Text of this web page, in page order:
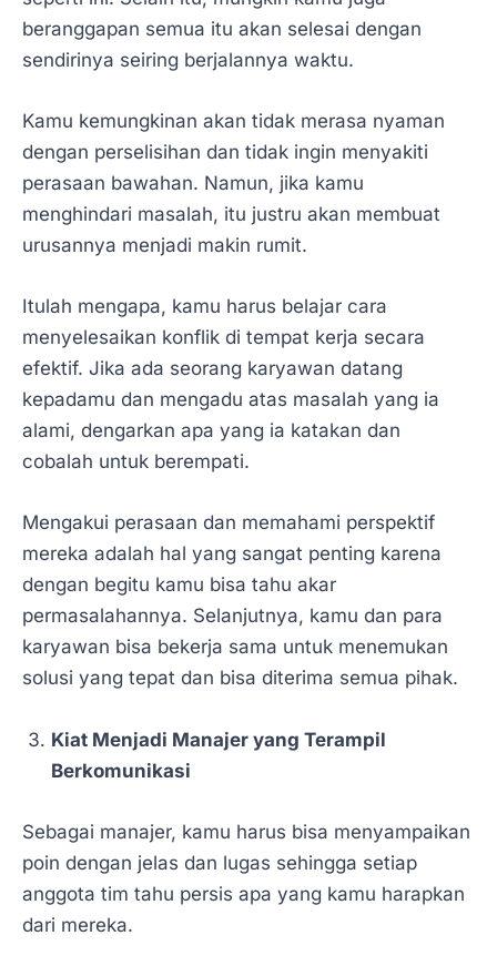
beranggapan semua itu akan selesai dengan
sendirinya seiring berjalannya waktu.
Kamu kemungkinan akan tidak merasa nyaman
dengan perselisihan dan tidak ingin menyakiti
perasaan bawahan. Namun, jika kamu
menghindari masalah, itu justru akan membuat
urusannya menjadi makin rumit.
Itulah mengapa, kamu harus belajar cara
menyelesaikan konflik di tempat kerja secara
efektif. Jika ada seorang karyawan datang
kepadamu dan mengadu atas masalah yang ia
alami, dengarkan apa yang ia katakan dan
cobalah untuk berempati.
Mengakui perasaan dan memahami perspektif
mereka adalah hal yang sangat penting karena
dengan begitu kamu bisa tahu akar
permasalahannya. Selanjutnya, kamu dan para
karyawan bisa bekerja sama untuk menemukan
solusi yang tepat dan bisa diterima semua pihak.
Kiat Menjadi Manajer yang Terampil
Berkomunikasi
Sebagai manajer, kamu harus bisa menyampaikan
poin dengan jelas dan lugas sehingga setiap
anggota tim tahu persis apa yang kamu harapkan
dari mereka.